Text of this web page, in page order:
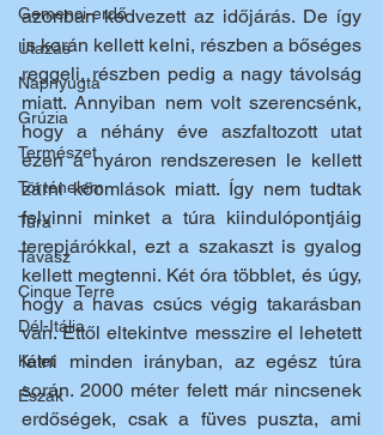
Gemenci-erdő
Utazás
Napnyugta
Grúzia
Természet
Történelem
Túra
Tavasz
Cinque Terre
Dél-Itália
Kelet
Észak
azonban kedvezett az időjárás. De így
is korán kellett kelni, részben a bőséges
reggeli, részben pedig a nagy távolság
miatt. Annyiban nem volt szerencsénk,
hogy a néhány éve aszfaltozott utat
ezen a nyáron rendszeresen le kellett
zárni kőomlások miatt. Így nem tudtak
felvinni minket a túra kiindulópontjáig
terepjárókkal, ezt a szakaszt is gyalog
kellett megtenni. Két óra többlet, és úgy,
hogy a havas csúcs végig takarásban
van. Ettől eltekintve messzire el lehetett
látni minden irányban, az egész túra
során. 2000 méter felett már nincsenek
erdőségek, csak a füves puszta, ami